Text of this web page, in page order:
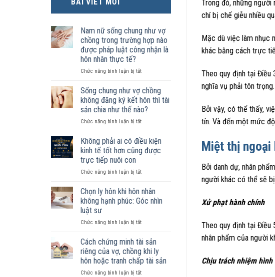
Nam nữ sống chung như vợ
chồng trong trường hợp nào
được pháp luật công nhận là
hôn nhân thực tế?
Chức năng bình luận bị tắtở
nữ
sống
chung
như
vợ
trong
trường
hợp
được
luật
công
hôn
thực
tế?
Sống chung như vợ chồng
không đăng ký kết hôn thì tài
sản chia như thế nào?
Chức năng bình luận bị tắtở
chung
như
vợ
không
ký
kết
hôn
tài
chia
như
nào?
Không phải ai có điều kiện
kinh tế tốt hơn cũng được
trực tiếp nuôi con
Chức năng bình luận bị tắtở
phải
ai
có
kiện
tế
tốt
hơn
cũng
được
Chọn ly hôn khi hôn nhân
không hạnh phúc: Góc nhìn
luật sư
Chức năng bình luận bị tắtở
ly
hôn
khi
hôn
nhân
Cách chứng minh tài sản
riêng của vợ, chồng khi ly
hôn hoặc tranh chấp tài sản
Chức năng bình luận bị tắtở
Trong đó, những người
chí bị chế giễu nhiều
Mặc dù việc làm nhục
khác bằng cách trực
Theo quy định tại Điều
nghĩa vụ phải tôn trọng.
Bởi vậy, có thể thấy,
tín. Và đến một mức
Miệt thị ngoại
Bởi danh dự, nhân
người khác có thể sẽ
Xử phạt hành chính
Theo quy định tại Điều
nhân phẩm của người
Chịu trách nhiệm hình